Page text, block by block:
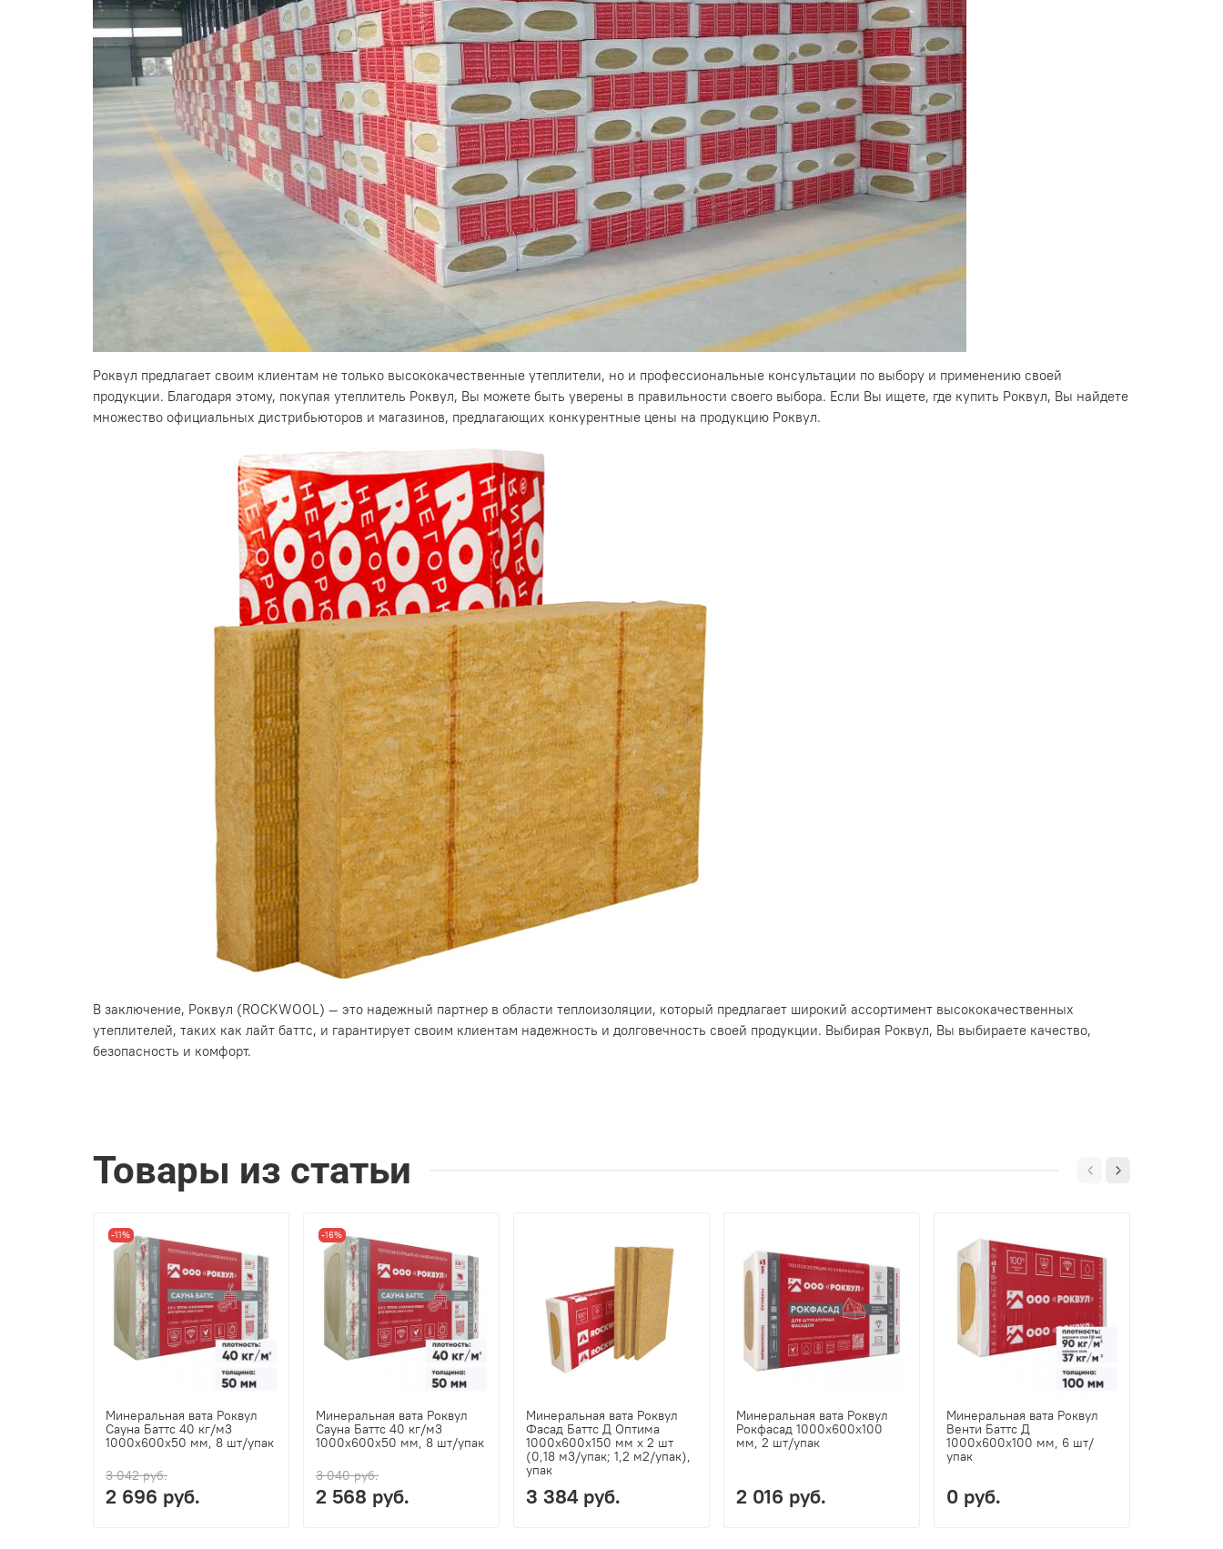
Роквул предлагает своим клиентам не только высококачественные утеплители, но и профессиональные консультации по выбору и применению своей
продукции. Благодаря этому, покупая утеплитель Роквул, Вы можете быть уверены в правильности своего выбора. Если Вы ищете, где купить Роквул, Вы найдете
множество официальных дистрибьюторов и магазинов, предлагающих конкурентные цены на продукцию Роквул.
В заключение, Роквул (ROCKWOOL) — это надежный партнер в области теплоизоляции, который предлагает широкий ассортимент высококачественных
утеплителей, таких как лайт баттс, и гарантирует своим клиентам надежность и долговечность своей продукции. Выбирая Роквул, Вы выбираете качество,
безопасность и комфорт.
Товары из статьи
-11%
Минеральная вата Роквул
Сауна Баттс 40 кг/м3
1000х600х50 мм, 8 шт/упак
3 042 руб.
2 696 руб.
-16%
Минеральная вата Роквул
Сауна Баттс 40 кг/м3
1000х600х50 мм, 8 шт/упак
3 040 руб.
2 568 руб.
Минеральная вата Роквул
Фасад Баттс Д Оптима
1000х600х150 мм х 2 шт
(0,18 м3/упак; 1,2 м2/упак),
упак
3 384 руб.
Минеральная вата Роквул
Рокфасад 1000х600х100
мм, 2 шт/упак
2 016 руб.
Минеральная вата Роквул
Венти Баттс Д
1000х600х100 мм, 6 шт/
упак
0 руб.